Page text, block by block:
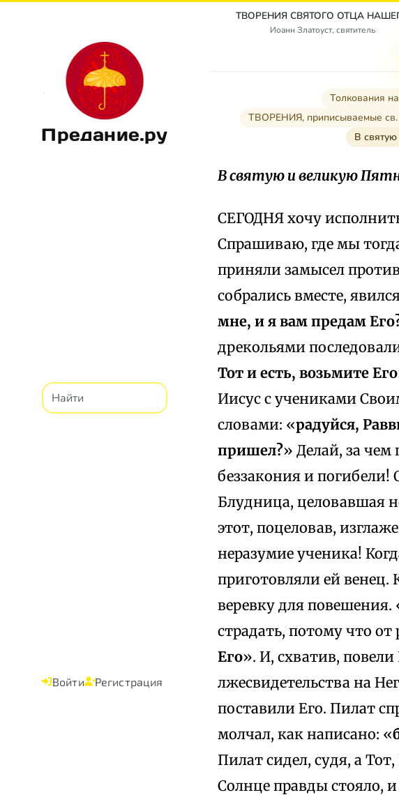
Предание.ру
Войти Регистрация
Иоанн Златоуст, святитель
Толкования
ТВОРЕНИЯ, приписываемые св.
В
В святую и великую
СЕГОДНЯ хочу
Спрашиваю, где мы
приняли замысел
собрались вместе,
мне, и я вам предам
дрекольями
Тот и есть, возьмите Его
Иисус с учениками
словами: «радуйся,
пришел?» Делай, за
беззакония и погибели!
Блудница, целовавшая
этот, поцеловав,
неразумие ученика!
приготовляли ей венец.
веревку для повешения.
страдать, потому что
Его». И, схватив,
лжесвидетельства на
поставили Его. Пилат
молчал, как написано: «
Пилат сидел, судя, а
Солнце правды стояло,